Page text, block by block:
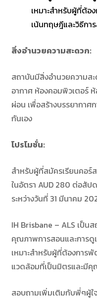
เหมาะสำหรับผู้ที่ต้อ
เน้นทฤษฎีและวิธีก
สิ่งอำนวยความสะดวก:
สถาบันมีสิ่งอำนวยความส
อากาศ ห้องคอมพิวเตอร์
ผ่อน เพื่อสร้างบรรยากาศ
กันเอง
โปรโมชั่น:
สำหรับผู้ที่สมัครเรียนคอร์
ในอัตรา AUD 280 ต่อสั
ระหว่างวันที่ 31 มีนาคม
IH Brisbane – ALS เป็น
คุณภาพการสอนและการดู
เหมาะสำหรับผู้ที่ต้องการ
แวดล้อมที่เป็นมิตรและมี
สอบถามเพิ่มเติมกับพี่ๆผู้